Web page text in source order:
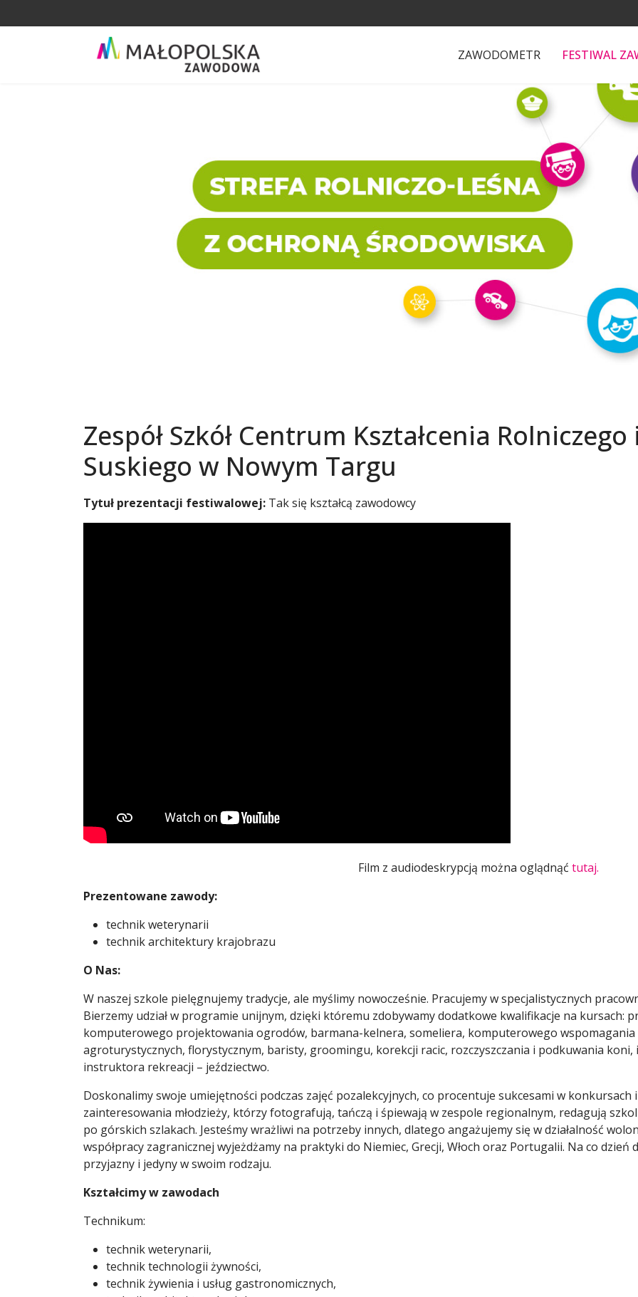
ZAWODOMETR FESTIWAL
Zespół Szkół Centrum Kształcenia
Suskiego w Nowym Targu
Tytuł prezentacji festiwalowej: Tak się kształcą zawodowcy
Film z audiodeskrypcją można oglądnąć tutaj.
Prezentowane zawody:
technik weterynarii
technik architektury krajobrazu
O Nas:
W naszej szkole pielęgnujemy tradycje, ale myślimy nowocześnie. Pracujemy w specjalistycznych
Bierzemy udział w programie unijnym, dzięki któremu zdobywamy dodatkowe kwalifikacje na kursach:
komputerowego projektowania ogrodów, barmana-kelnera, someliera, komputerowego
agroturystycznych, florystycznym, baristy, groomingu, korekcji racic, rozczyszczania i podkuwania koni,
instruktora rekreacji – jeździectwo.
Doskonalimy swoje umiejętności podczas zajęć pozalekcyjnych, co procentuje sukcesami w konkursach
zainteresowania młodzieży, którzy fotografują, tańczą i śpiewają w zespole regionalnym, redagują
po górskich szlakach. Jesteśmy wrażliwi na potrzeby innych, dlatego angażujemy się w działalność
współpracy zagranicznej wyjeżdżamy na praktyki do Niemiec, Grecji, Włoch oraz Portugalii. Na co dzień
przyjazny i jedyny w swoim rodzaju.
Kształcimy w zawodach
Technikum:
technik weterynarii,
technik technologii żywności,
technik żywienia i usług gastronomicznych,